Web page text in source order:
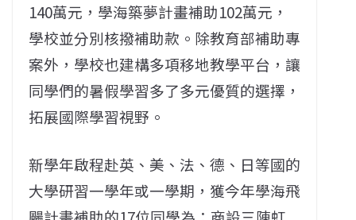
140萬元，學海築夢計畫補助102萬元，
學校並分別核撥補助款。除教育部補助專
案外，學校也建構多項移地教學平台，讓
同學們的暑假學習多了多元優質的選擇，
拓展國際學習視野。
新學年啟程赴英、美、法、德、日等國的
大學研習一學年或一學期，獲今年學海飛